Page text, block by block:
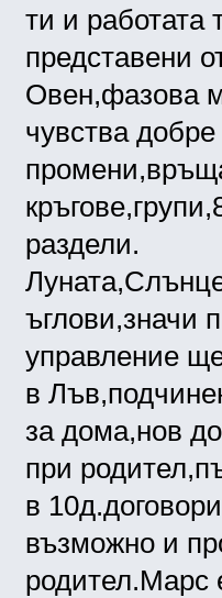
ти и работата
представени
Овен,фазова
чувства
раздели.
ъглови,значи
управление
в
за дома,нов
при
в
възможно и
родител.Марс